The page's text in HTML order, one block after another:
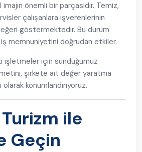
önemli bir parçasıdır. Temiz,
çalışanlara işverenlerinin
göstermektedir. Bu durum
iş memnuniyetini doğrudan etkiler.
işletmeler için sunduğumuz
şirkete ait değer yaratma
konumlandırıyoruz.
ile
Geçin